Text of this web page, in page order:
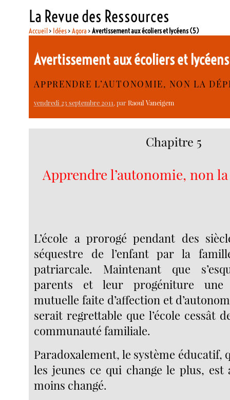
La Revue des Ressources
Accueil> Idées>Agora >Avertissement aux écoliers et lycéens (5)
Avertissement aux écoliers et
APPRENDRE L’AUTONOMIE, NON LA
vendredi 23 septembre 2011, parRaoul Vaneigem
Chapitre 5
Apprendre l’autonomie, non
L’école a prorogé pendant des
séquestre de l’enfant par la
patriarcale. Maintenant que
parents et leur progéniture une
mutuelle faite d’affection et
serait regrettable que l’école cessât
communauté familiale.
Paradoxalement, le système éducatif,
les jeunes ce qui change le plus, est
moins changé.